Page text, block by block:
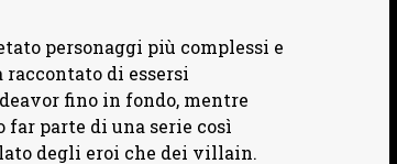
personaggi più complessi e
raccontato di essersi
fino in fondo, mentre
far parte di una serie così
degli eroi che dei villain.